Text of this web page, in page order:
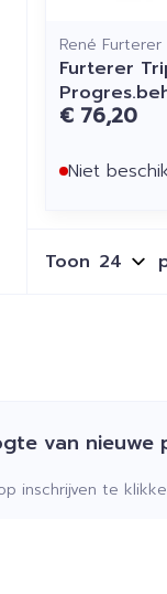
René Furterer
Furterer
€ 76,20
Niet
Toon
van
inschrijven te